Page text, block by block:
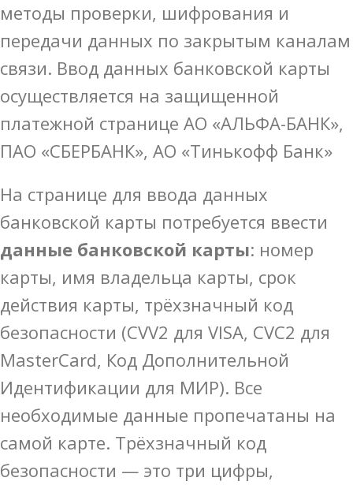
методы проверки, шифрования и
передачи данных по закрытым каналам
связи. Ввод данных банковской карты
осуществляется на защищенной
платежной странице АО «АЛЬФА-БАНК»,
ПАО «СБЕРБАНК», АО «Тинькофф Банк»
На странице для ввода данных
банковской карты потребуется ввести
данные банковской карты: номер
карты, имя владельца карты, срок
действия карты, трёхзначный код
безопасности (CVV2 для VISA, CVC2 для
MasterCard, Код Дополнительной
Идентификации для МИР). Все
необходимые данные пропечатаны на
самой карте. Трёхзначный код
безопасности — это три цифры,